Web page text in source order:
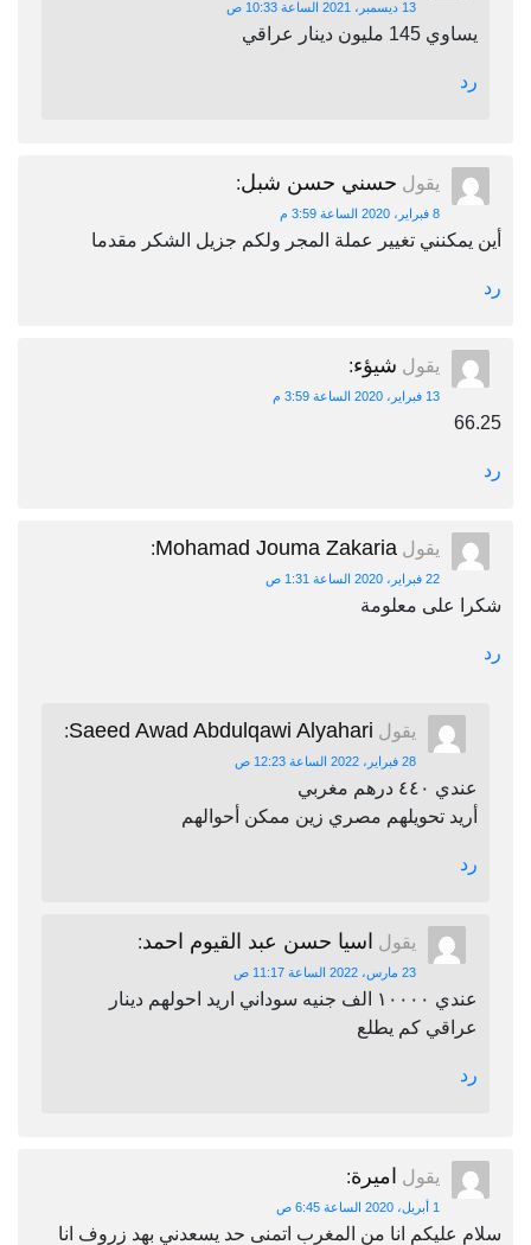
13 ديسمبر، 2021 الساعة 10:33 ص
يساوي 145 مليون دينار عراقي
رد
يقول حسني حسن شبل:
8 فبراير، 2020 الساعة 3:59 م
أين يمكنني تغيير عملة المجر ولكم جزيل الشكر مقدما
رد
يقول شيؤء:
13 فبراير، 2020 الساعة 3:59 م
66.25
رد
يقول Mohamad Jouma Zakaria
:
22 فبراير، 2020 الساعة 1:31 ص
شكرا على معلومة
رد
يقول Saeed Awad Abdulqawi Alyahari
:
28 فبراير، 2022 الساعة 12:23 ص
عندي ٤٤٠ درهم مغربي
أريد تحويلهم مصري زين ممكن أحوالهم
رد
يقول اسيا حسن عبد القيوم احمد:
23 مارس، 2022 الساعة 11:17 ص
عندي ١٠٠٠٠ الف جنيه سوداني اريد احولهم دينار
عراقي كم يطلع
رد
يقول اميرة:
1 أبريل، 2020 الساعة 6:45 ص
سلام عليكم انا من المغرب اتمنى حد يسعدني بهد زروف انا